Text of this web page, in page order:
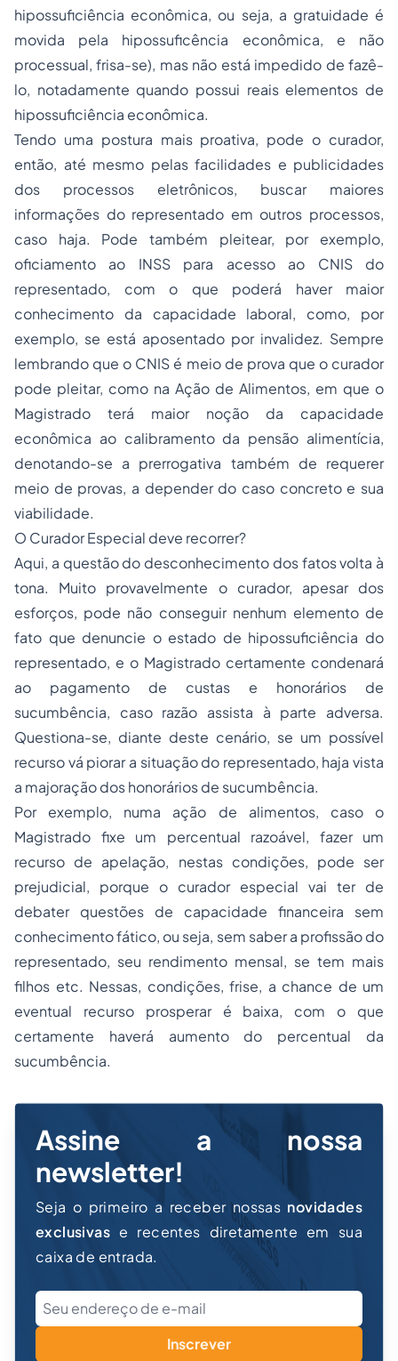
hipossuficiência econômica, ou seja, a gratuidade é
movida pela hipossuficência econômica, e não
processual, frisa-se), mas não está impedido de fazê-
lo, notadamente quando possui reais elementos de
hipossuficiência econômica.
Tendo uma postura mais proativa, pode o curador,
então, até mesmo pelas facilidades e publicidades
dos processos eletrônicos, buscar maiores
informações do representado em outros processos,
caso haja. Pode também pleitear, por exemplo,
oficiamento ao INSS para acesso ao CNIS do
representado, com o que poderá haver maior
conhecimento da capacidade laboral, como, por
exemplo, se está aposentado por invalidez. Sempre
lembrando que o CNIS é meio de prova que o curador
pode pleitar, como na Ação de Alimentos, em que o
Magistrado terá maior noção da capacidade
econômica ao calibramento da pensão alimentícia,
denotando-se a prerrogativa também de requerer
meio de provas, a depender do caso concreto e sua
viabilidade.
O Curador Especial deve recorrer?
Aqui, a questão do desconhecimento dos fatos volta à
tona. Muito provavelmente o curador, apesar dos
esforços, pode não conseguir nenhum elemento de
fato que denuncie o estado de hipossuficiência do
representado, e o Magistrado certamente condenará
ao pagamento de custas e honorários de
sucumbência, caso razão assista à parte adversa.
Questiona-se, diante deste cenário, se um possível
recurso vá piorar a situação do representado, haja vista
a majoração dos honorários de sucumbência.
Por exemplo, numa ação de alimentos, caso o
Magistrado fixe um percentual razoável, fazer um
recurso de apelação, nestas condições, pode ser
prejudicial, porque o curador especial vai ter de
debater questões de capacidade financeira sem
conhecimento fático, ou seja, sem saber a profissão do
representado, seu rendimento mensal, se tem mais
filhos etc. Nessas, condições, frise, a chance de um
eventual recurso prosperar é baixa, com o que
certamente haverá aumento do percentual da
sucumbência.
Assine a nossa
newsletter!
Seja o primeiro a receber nossas novidades
exclusivas e recentes diretamente em sua
caixa de entrada.
Inscrever